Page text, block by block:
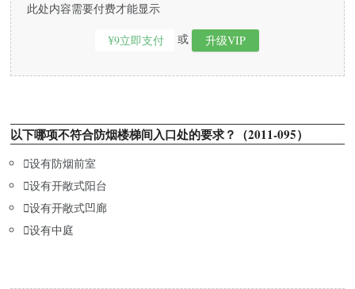
此处内容需要付费才能显示
¥9立即支付 或 升级VIP
以下哪项不符合防烟楼梯间入口处的要求？（2011-095）
设有防烟前室
设有开敞式阳台
设有开敞式凹廊
设有中庭